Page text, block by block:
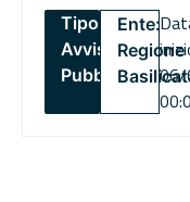
Tipo:
Avviso
Pubblico
Ente:
Regione